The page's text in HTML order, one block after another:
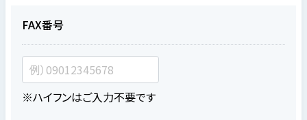
FAX番号
※ハイフンはご入力不要です